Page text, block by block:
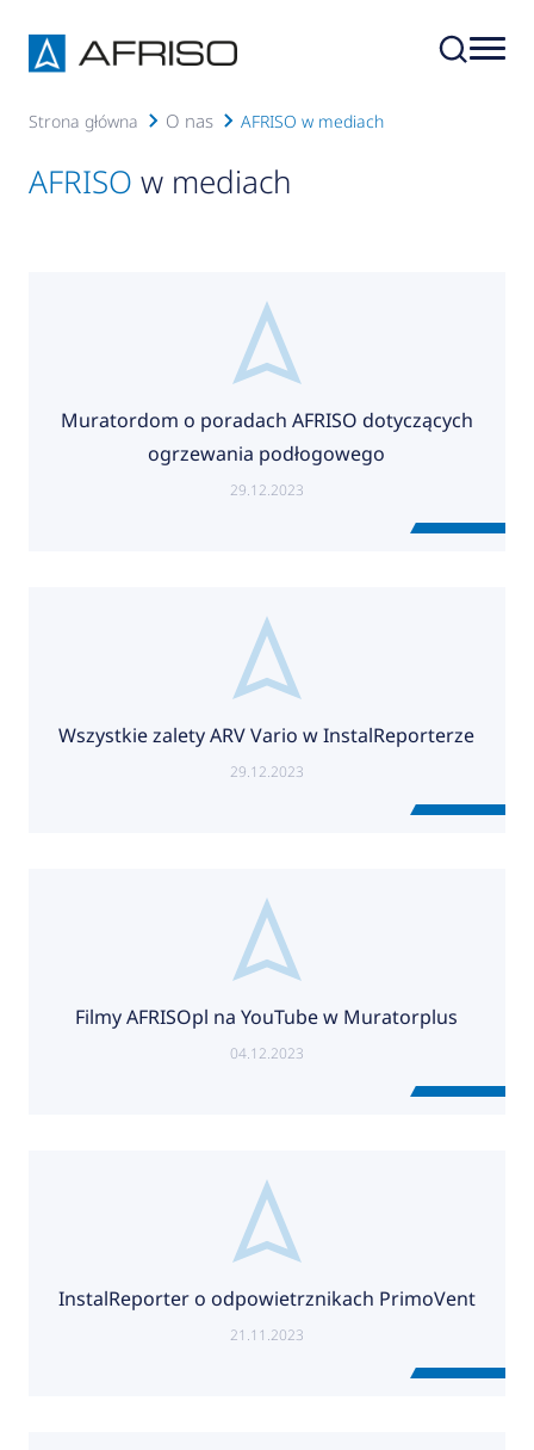
Strona główna O nas AFRISO w mediach
AFRISO w mediach
Muratordom o poradach AFRISO dotyczących
ogrzewania podłogowego
29.12.2023
Wszystkie zalety ARV Vario w InstalReporterze
29.12.2023
Filmy AFRISOpl na YouTube w Muratorplus
04.12.2023
InstalReporter o odpowietrznikach PrimoVent
21.11.2023